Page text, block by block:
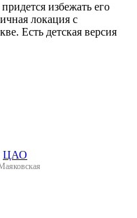
избежать его
локация с
Есть детская версия
ЦАО